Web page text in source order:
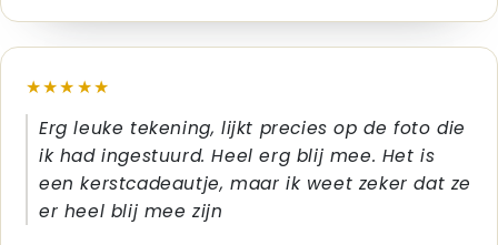
★★★★★
Erg leuke tekening, lijkt precies op de foto die
ik had ingestuurd. Heel erg blij mee. Het is
een kerstcadeautje, maar ik weet zeker dat ze
er heel blij mee zijn